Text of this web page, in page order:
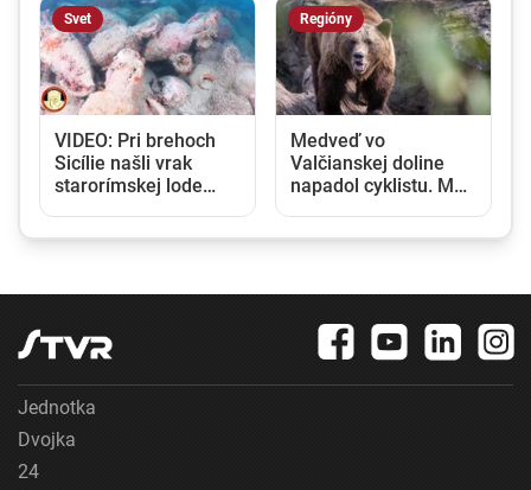
Svet
VIDEO: Pri brehoch
Sicílie našli vrak
starorímskej lode
Regióny
Medveď vo
Valčianskej doline
napadol cyklistu. Muž
Jednotka
Dvojka
24